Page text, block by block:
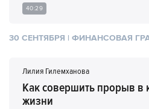
40:29
30 СЕНТЯБРЯ | ФИНАНСОВАЯ
Лилия Гилемханова
Как совершить прорыв в
жизни